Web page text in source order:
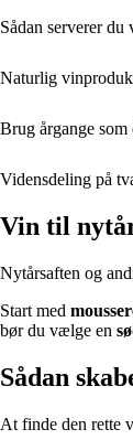
Sådan serverer
Naturlig
Brug årgange
Vidensdeling på
Vin til
Nytårsaften og
Start med
bør du vælge en
Sådan
At finde den rette